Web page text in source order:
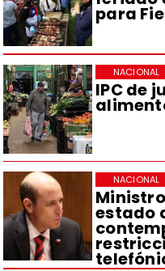
para
IPC de
NACIONAL
estado
NACIONAL